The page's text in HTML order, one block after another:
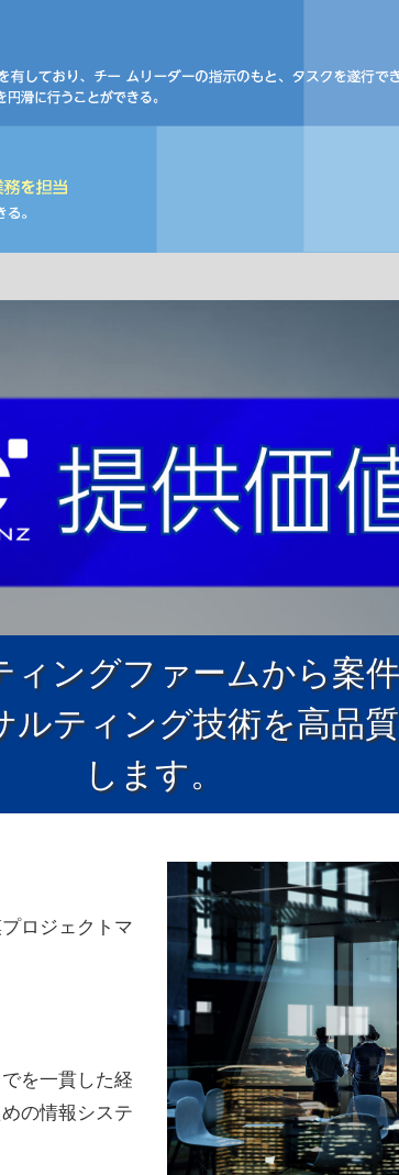
ングファームから案
ティング技術を高品
します。
ロジェクトマ
を一貫した経
の情報システ